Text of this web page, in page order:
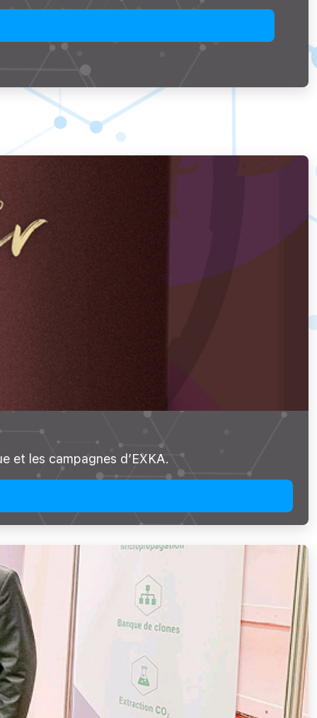
et les campagnes d’EXKA.